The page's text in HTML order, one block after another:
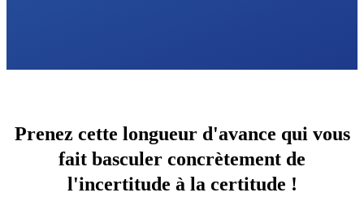
Prenez cette longueur d'avance qui vous
fait basculer concrètement de
l'incertitude à la certitude !